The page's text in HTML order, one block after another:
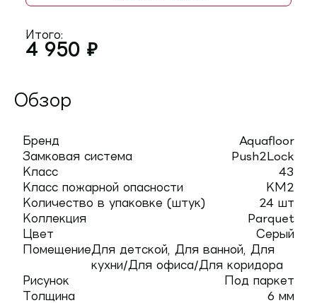
Итого:
4 950 ₽
Обзор
Бренд
Aquafloor
Замковая система
Push2Lock
Класс
43
Класс пожарной опасности
КМ2
Количество в упаковке (штук)
24 шт
Коллекция
Parquet
Цвет
Серый
ПомещениеДля детской, Для ванной, Для
кухни/Для офиса/Для коридора
Рисунок
Под паркет
Толщина
6 мм